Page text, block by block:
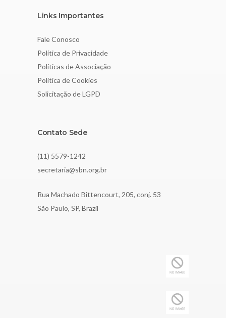
Links Importantes
Fale Conosco
Política de Privacidade
Políticas de Associação
Política de Cookies
Solicitação de LGPD
Contato Sede
(11) 5579-1242
secretaria@sbn.org.br
Rua Machado Bittencourt, 205, conj. 53
São Paulo, SP, Brazil